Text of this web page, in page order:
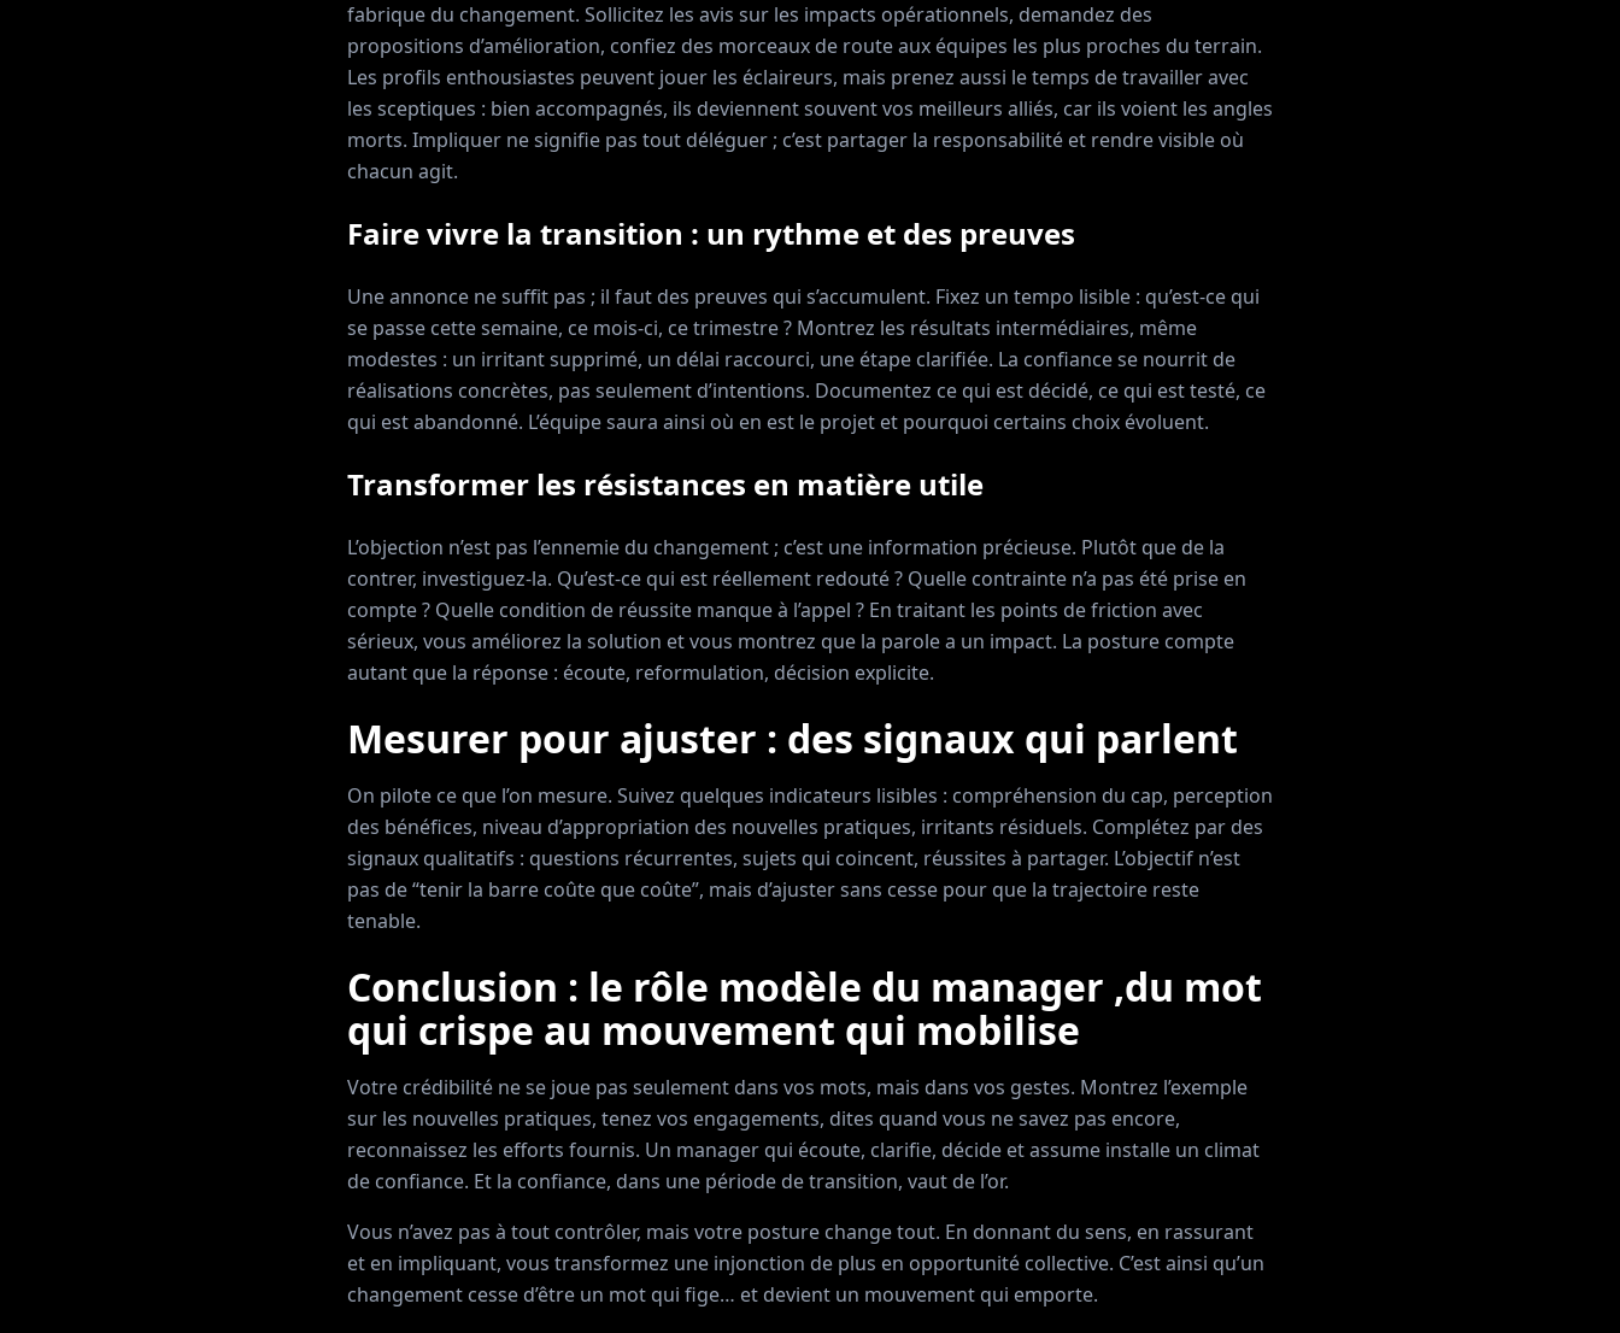
fabrique du changement. Sollicitez les avis sur les impacts opérationnels, demandez des
propositions d’amélioration, confiez des morceaux de route aux équipes les plus proches du terrain.
Les profils enthousiastes peuvent jouer les éclaireurs, mais prenez aussi le temps de travailler avec
les sceptiques : bien accompagnés, ils deviennent souvent vos meilleurs alliés, car ils voient les angles
morts. Impliquer ne signifie pas tout déléguer ; c’est partager la responsabilité et rendre visible où
chacun agit.
Faire vivre la transition : un rythme et des preuves
Une annonce ne suffit pas ; il faut des preuves qui s’accumulent. Fixez un tempo lisible : qu’est-ce qui
se passe cette semaine, ce mois-ci, ce trimestre ? Montrez les résultats intermédiaires, même
modestes : un irritant supprimé, un délai raccourci, une étape clarifiée. La confiance se nourrit de
réalisations concrètes, pas seulement d’intentions. Documentez ce qui est décidé, ce qui est testé, ce
qui est abandonné. L’équipe saura ainsi où en est le projet et pourquoi certains choix évoluent.
Transformer les résistances en matière utile
L’objection n’est pas l’ennemie du changement ; c’est une information précieuse. Plutôt que de la
contrer, investiguez-la. Qu’est-ce qui est réellement redouté ? Quelle contrainte n’a pas été prise en
compte ? Quelle condition de réussite manque à l’appel ? En traitant les points de friction avec
sérieux, vous améliorez la solution et vous montrez que la parole a un impact. La posture compte
autant que la réponse : écoute, reformulation, décision explicite.
Mesurer pour ajuster : des signaux qui parlent
On pilote ce que l’on mesure. Suivez quelques indicateurs lisibles : compréhension du cap, perception
des bénéfices, niveau d’appropriation des nouvelles pratiques, irritants résiduels. Complétez par des
signaux qualitatifs : questions récurrentes, sujets qui coincent, réussites à partager. L’objectif n’est
pas de “tenir la barre coûte que coûte”, mais d’ajuster sans cesse pour que la trajectoire reste
tenable.
Conclusion : le rôle modèle du manager ,du mot
qui crispe au mouvement qui mobilise
Votre crédibilité ne se joue pas seulement dans vos mots, mais dans vos gestes. Montrez l’exemple
sur les nouvelles pratiques, tenez vos engagements, dites quand vous ne savez pas encore,
reconnaissez les efforts fournis. Un manager qui écoute, clarifie, décide et assume installe un climat
de confiance. Et la confiance, dans une période de transition, vaut de l’or.
Vous n’avez pas à tout contrôler, mais votre posture change tout. En donnant du sens, en rassurant
et en impliquant, vous transformez une injonction de plus en opportunité collective. C’est ainsi qu’un
changement cesse d’être un mot qui fige… et devient un mouvement qui emporte.